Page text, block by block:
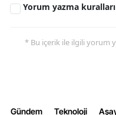
Yorum yazma
* Bu içerik ile ilgili yorum
Gündem Teknoloji